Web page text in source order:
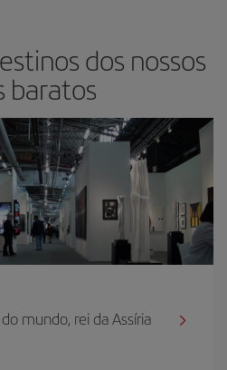
dos nossos
baratos
mundo, rei da Assíria